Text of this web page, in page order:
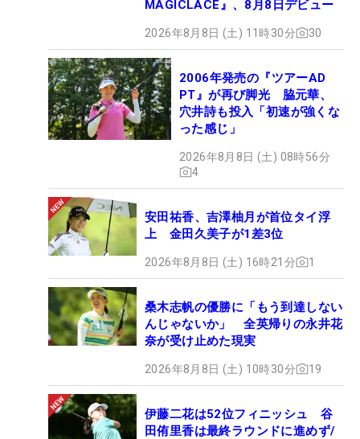
MAGICLACE』、8月8日デビュー
2026年8月8日 (土) 11時30分 30
2006年発売の『ツアーAD
PT』が再び脚光 脇元華、
穴井詩も投入「初速が強くな
った感じ」
2026年8月8日 (土) 08時56分
4
安田祐香、吉澤柚月が首位タイ浮
上 金田久美子が1差3位
2026年8月8日 (土) 16時21分 1
桑木志帆の優勝に「もう到達しない
んじゃないか」 全英帰りの永井花
奈が受け止めた現実
2026年8月8日 (土) 10時30分 19
伊藤二花は52位フィニッシュ 谷
田侑里香は最終ラウンドに進めず/